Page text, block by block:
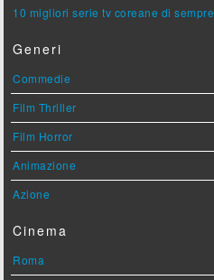
10 migliori serie tv coreane di sempre
Generi
Commedie
Film Thriller
Film Horror
Animazione
Azione
Cinema
Roma